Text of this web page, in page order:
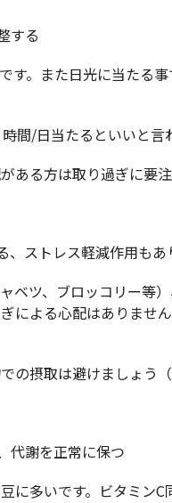
する
。また日光に当たる
間/日当たるといいと言
ある方は取り過ぎに要
ストレス軽減作用もあ
ツ、ブロッコリー等
による心配はありませ
の摂取は避けましょう（
代謝を正常に保つ
多いです。ビタミンC